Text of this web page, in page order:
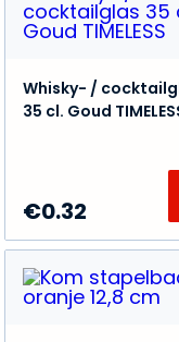
Whisky- /
35 cl. Goud
€0.32